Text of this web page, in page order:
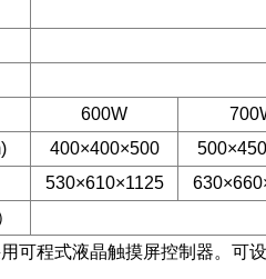
600W
400×400×500
530×610×1125
可程式液晶触摸屏控制器。可